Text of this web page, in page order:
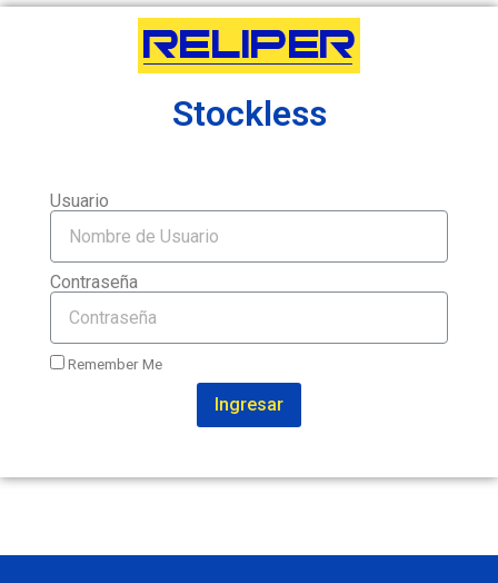
Stockless
Usuario
Contraseña
Remember Me
Ingresar